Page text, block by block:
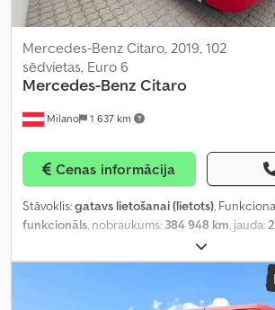
Milano 1 637 km
Mercedes-Benz Citaro, 2019, 102
sēdvietas, Euro 6
Mercedes-Benz Citaro
Cenas informācija
Stāvoklis:gatavs lietošanai (lietots),
funkcionāls, nobraukums: 384 948 km, jauda:
, degvielas veids:
32, stāvvietu skaits:69, pārnesuma veids:
,
275/70 R22.5, kopējais garums: